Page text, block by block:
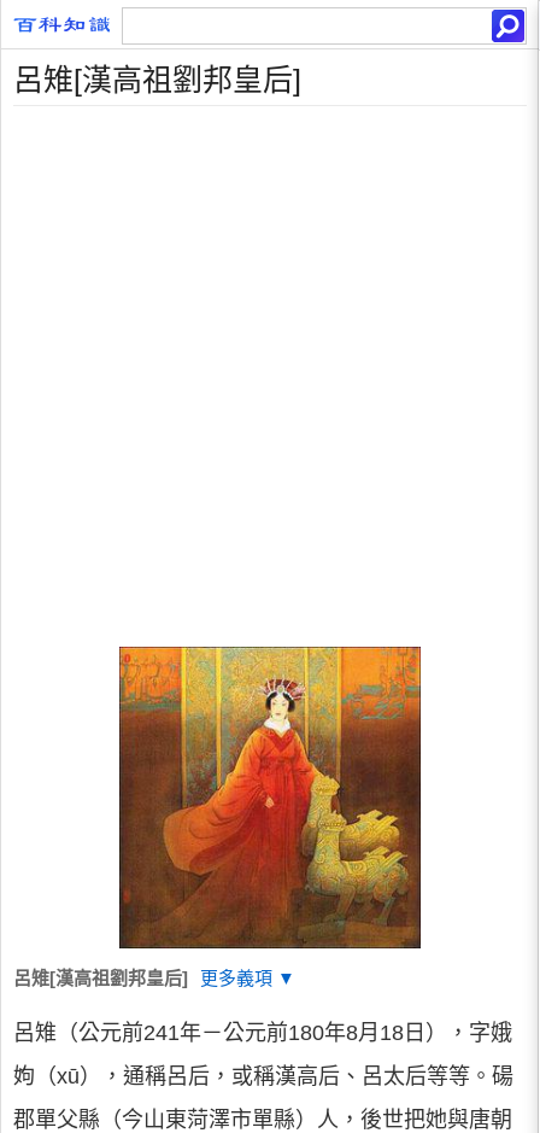
呂雉[漢高祖劉邦皇后]
呂雉[漢高祖劉邦皇后] 更多義項 ▼
呂雉（公元前241年－公元前180年8月18日），字娥
姁（xū），通稱呂后，或稱漢高后、呂太后等等。碭
郡單父縣（今山東菏澤市單縣）人，後世把她與唐朝